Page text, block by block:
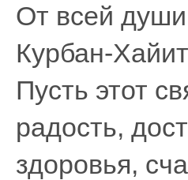
От всей
Курбан-
Пусть этот
радость,
здоровья,